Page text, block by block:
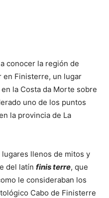
conocer la región de
en Finisterre, un lugar
la Costa da Morte sobre
uno de los puntos
la provincia de La
llenos de mitos y
del latín finis terre, que
le consideraban los
Cabo de Finisterre